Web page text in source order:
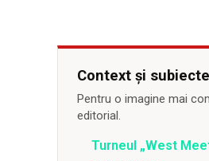
Context și
Pentru o imagine mai
editorial.
Turneul „West